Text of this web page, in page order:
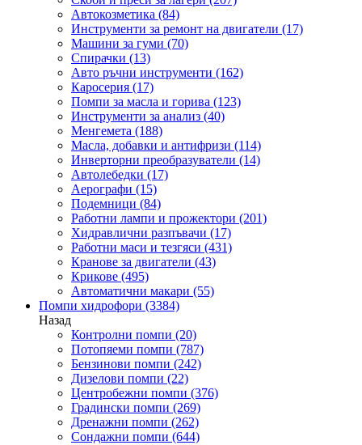
Автокозметика (84)
Инструменти за ремонт на двигатели (17)
Машини за гуми (70)
Спирачки (13)
Авто ръчни инструменти (162)
Каросерия (17)
Помпи за масла и горива (123)
Инструменти за анализ (40)
Менгемета (188)
Масла, добавки и антифризи (114)
Инверторни преобразуватели (14)
Автолебедки (17)
Аерографи (15)
Подемници (84)
Работни лампи и прожектори (201)
Хидравлични разпъвачи (17)
Работни маси и тезгяси (431)
Кранове за двигатели (43)
Крикове (495)
Автоматични макари (55)
Помпи хидрофори (3384)
Назад
Контролни помпи (20)
Потопяеми помпи (787)
Бензинови помпи (242)
Дизелови помпи (22)
Центробежни помпи (376)
Градински помпи (269)
Дренажни помпи (262)
Сондажни помпи (644)